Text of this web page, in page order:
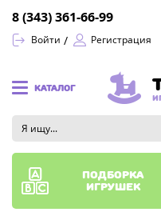
Войти Регистрация
8 (343) 361-66-99
КАТАЛОГ
подборка
игрушек